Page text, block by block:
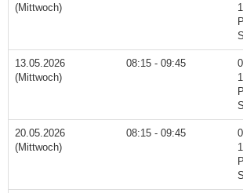
(Mittwoch)
13.05.2026
(Mittwoch)
08:15 - 09:45
20.05.2026
(Mittwoch)
08:15 - 09:45